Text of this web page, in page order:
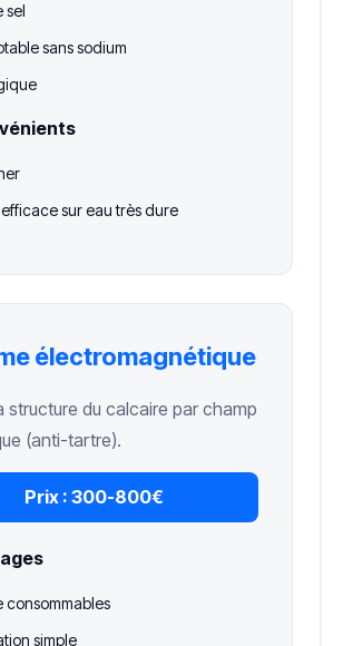
sel
sans sodium
sur eau très dure
électromagnétique
structure du calcaire par champ
(anti-tartre).
Prix : 300-800€
consommables
simple